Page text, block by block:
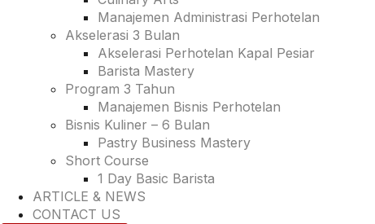
Manajemen Administrasi Perhotelan
Akselerasi 3 Bulan
Akselerasi Perhotelan Kapal Pesiar
Barista Mastery
Program 3 Tahun
Manajemen Bisnis Perhotelan
Bisnis Kuliner – 6 Bulan
Pastry Business Mastery
Short Course
1 Day Basic Barista
ARTICLE & NEWS
CONTACT US